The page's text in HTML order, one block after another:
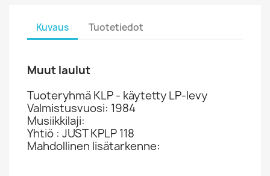
Kuvaus Tuotetiedot
Muut laulut
Tuoteryhmä KLP - käytetty LP-levy
Valmistusvuosi: 1984
Musiikkilaji:
Yhtiö : JUST KPLP 118
Mahdollinen lisätarkenne: